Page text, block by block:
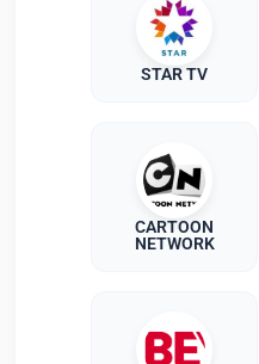
STAR TV
CARTOON
NETWORK